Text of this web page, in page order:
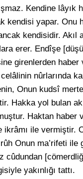
Kendine lâyık
kendisi yapar. Onu
kendisidir. Akıl
erer. Endîşe
girenlerden haber
nûrlarında
Onun kudsî
Hakka yol bulan
Haktan haber
ikrâmı ile vermiştir.
Onun ma’rifeti ile
cûdundan
yakınlığı tattı.